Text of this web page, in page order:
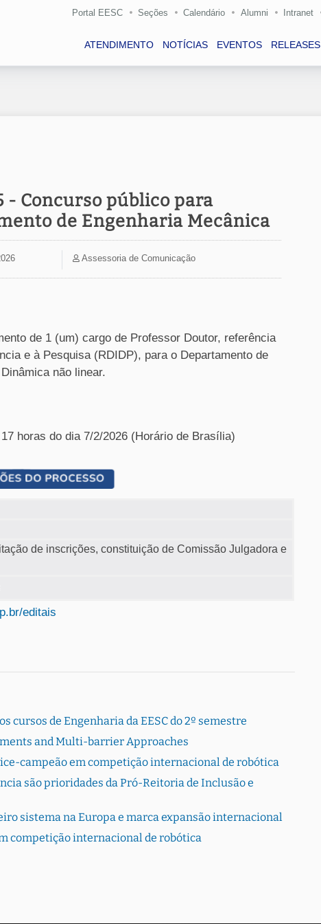
Portal EESC Seções Calendário Alumni Intranet
ATENDIMENTO NOTÍCIAS EVENTOS RELEASES
- Concurso público para
de Engenharia Mecânica
Assessoria de Comunicação
de 1 (um) cargo de Professor Doutor, referência
e à Pesquisa (RDIDP), para o Departamento de
não linear.
horas do dia 7/2/2026 (Horário de Brasília)
de inscrições, constituição de Comissão Julgadora e
editais
cursos de Engenharia da EESC do 2º semestre
and Multi-barrier Approaches
campeão em competição internacional de robótica
são prioridades da Pró-Reitoria de Inclusão e
sistema na Europa e marca expansão internacional
competição internacional de robótica